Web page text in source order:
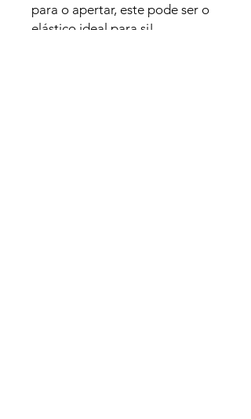
para o apertar, este pode ser o
elástico ideal para si!